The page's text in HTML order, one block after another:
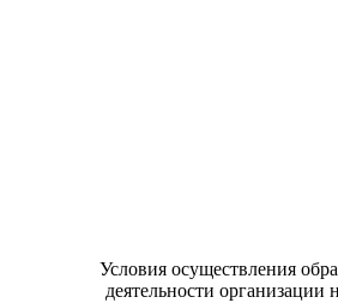
Условия осуществления
деятельности организации